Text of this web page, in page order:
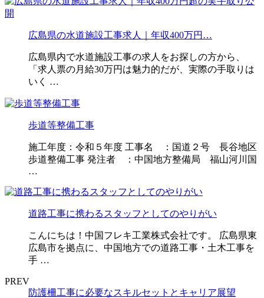
広島県の水道施設工事求人｜年収400万円…
広島県内で水道施設工事の求人をお探しの方から、
「求人票の月給30万円は魅力的だが、実際の手取りは
いく …
歩道等整備工事
施工年度：令和５年度 工事名 ：国道２号 長谷地区
歩道整備工事 発注者 ：中国地方整備局 福山河川国
…
道路工事に携わるスタッフとしてのやりがい
こんにちは！中国フレキ工業株式会社です。 広島県東
広島市を拠点に、中国地方での道路工事・土木工事を
手 …
PREV
防護柵工事に必要なスキルセットとキャリア展望